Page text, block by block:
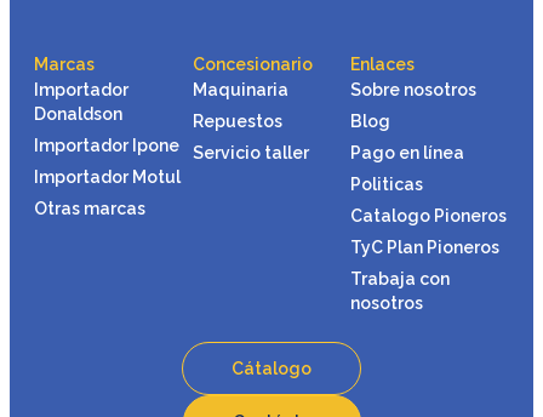
Marcas
Importador
Donaldson
Importador Ipone
Importador Motul
Otras marcas
Concesionario
Maquinaria
Repuestos
Servicio taller
Enlaces
Sobre nosotros
Blog
Pago en línea
Politicas
Catalogo Pioneros
TyC Plan Pioneros
Trabaja con
nosotros
Cátalogo